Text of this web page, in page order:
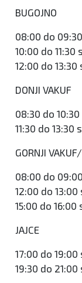
BUGOJNO
08:00 do
10:00 do 11:30
12:00 do
DONJI VAKUF
08:30 do
11:30 do 13:30
GORNJI
08:00 do
12:00 do
15:00 do
JAJCE
17:00 do
19:30 do